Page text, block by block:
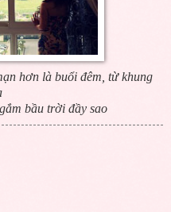
hơn là buổi đêm, từ khung
bầu trời đầy sao